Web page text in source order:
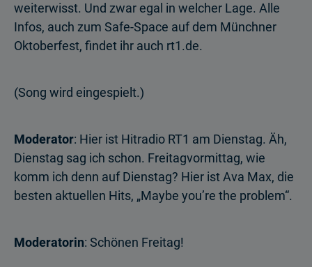
weiterwisst. Und zwar egal in welcher Lage. Alle
Infos, auch zum Safe-Space auf dem Münchner
Oktoberfest, findet ihr auch rt1.de.
(Song wird eingespielt.)
Moderator: Hier ist Hitradio RT1 am Dienstag. Äh,
Dienstag sag ich schon. Freitagvormittag, wie
komm ich denn auf Dienstag? Hier ist Ava Max, die
besten aktuellen Hits, „Maybe you’re the problem“.
Moderatorin: Schönen Freitag!